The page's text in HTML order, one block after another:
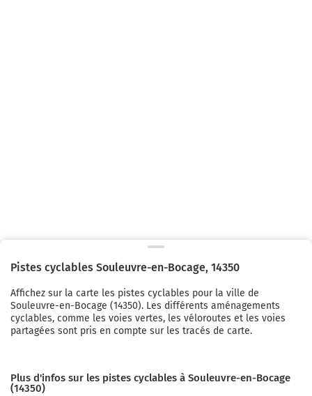
Pistes cyclables Souleuvre-en-Bocage, 14350
Affichez sur la carte les pistes cyclables pour la ville de
Souleuvre-en-Bocage (14350). Les différents aménagements
cyclables, comme les voies vertes, les véloroutes et les voies
partagées sont pris en compte sur les tracés de carte.
Plus d'infos sur les pistes cyclables à Souleuvre-en-Bocage
(14350)